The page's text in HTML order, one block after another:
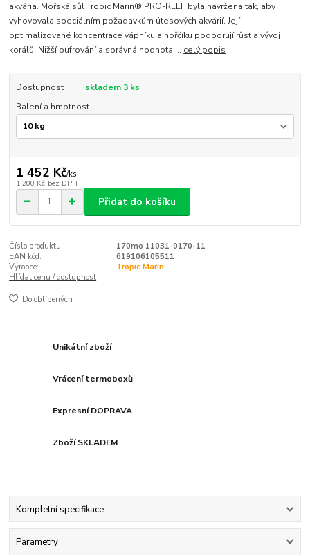
akvária. Mořská sůl Tropic Marin® PRO-REEF byla navržena tak, aby
vyhovovala speciálním požadavkům útesových akvárií. Její
optimalizované koncentrace vápníku a hořčíku podporují růst a vývoj
korálů. Nižší pufrování a správná hodnota ... celý popis
Dostupnost
skladem 3 ks
Balení a hmotnost
1 452 Kč/ks
1 200 Kč bez DPH
Přidat do košíku
Číslo produktu:
170mo 11031-0170-11
EAN kód:
619106105511
Výrobce:
Tropic Marin
Hlídat cenu / dostupnost
Do oblíbených
Unikátní zboží
Vrácení termoboxů
Expresní DOPRAVA
Zboží SKLADEM
Kompletní specifikace
Parametry